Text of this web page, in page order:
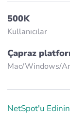
500K
Kullanıcılar
Çapraz
Mac/Windows/
NetSpot'u